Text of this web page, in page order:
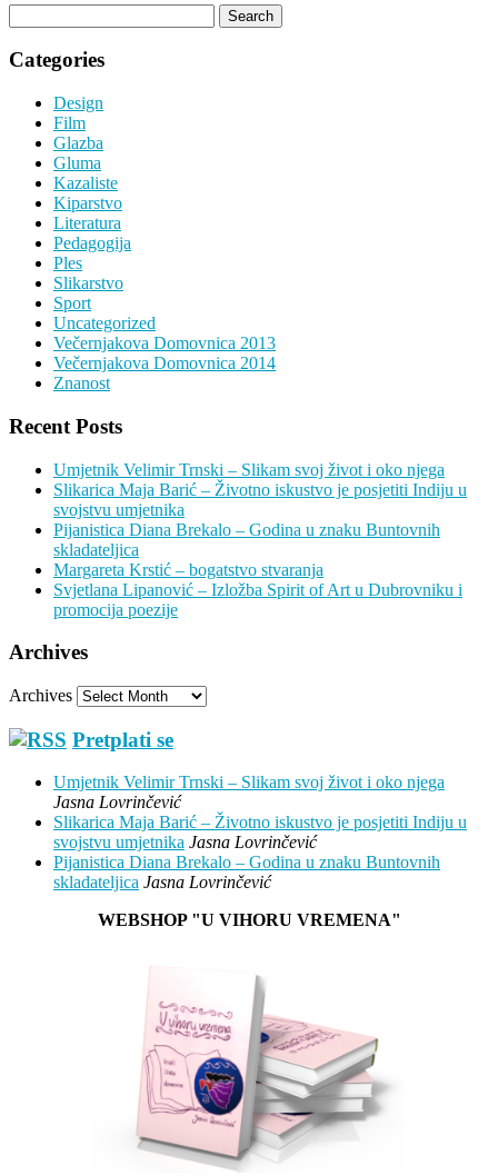
Categories
Design
Film
Glazba
Gluma
Kazaliste
Kiparstvo
Literatura
Pedagogija
Ples
Slikarstvo
Sport
Uncategorized
Večernjakova Domovnica 2013
Večernjakova Domovnica 2014
Znanost
Recent Posts
Umjetnik Velimir Trnski – Slikam svoj život i oko njega
Slikarica Maja Barić – Životno iskustvo je posjetiti Indiju u
svojstvu umjetnika
Pijanistica Diana Brekalo – Godina u znaku Buntovnih
skladateljica
Margareta Krstić – bogatstvo stvaranja
Svjetlana Lipanović – Izložba Spirit of Art u Dubrovniku i
promocija poezije
Archives
Archives
Pretplati se
Umjetnik Velimir Trnski – Slikam svoj život i oko njega
Jasna Lovrinčević
Slikarica Maja Barić – Životno iskustvo je posjetiti Indiju u
svojstvu umjetnika Jasna Lovrinčević
Pijanistica Diana Brekalo – Godina u znaku Buntovnih
skladateljica Jasna Lovrinčević
WEBSHOP "U VIHORU VREMENA"